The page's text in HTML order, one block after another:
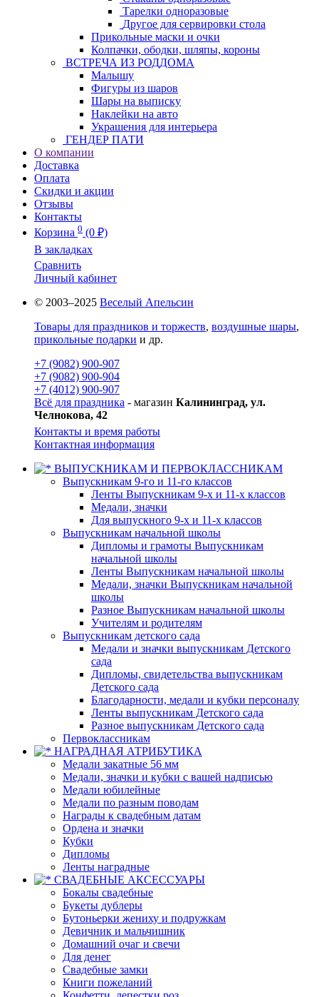
Тарелки одноразовые
Другое для сервировки стола
Прикольные маски и очки
Колпачки, ободки, шляпы, короны
ВСТРЕЧА ИЗ РОДДОМА
Малышу
Фигуры из шаров
Шары на выписку
Наклейки на авто
Украшения для интерьера
ГЕНДЕР ПАТИ
О компании
Доставка
Оплата
Скидки и акции
Отзывы
Контакты
Корзина 0 (0 ₽)
В закладках
Сравнить
Личный кабинет
© 2003–2025 Веселый Апельсин
Товары для праздников и торжеств, воздушные шары,
прикольные подарки и др.
+7 (9082) 900-907
+7 (9082) 900-904
+7 (4012) 900-907
Всё для праздника - магазин Калининград, ул.
Челнокова, 42
Контакты и время работы
Контактная информация
ВЫПУСКНИКАМ И ПЕРВОКЛАССНИКАМ
Выпускникам 9-го и 11-го классов
Ленты Выпускникам 9-х и 11-х классов
Медали, значки
Для выпускного 9-х и 11-х классов
Выпускникам начальной школы
Дипломы и грамоты Выпускникам
начальной школы
Ленты Выпускникам начальной школы
Медали, значки Выпускникам начальной
школы
Разное Выпускникам начальной школы
Учителям и родителям
Выпускникам детского сада
Медали и значки выпускникам Детского
сада
Дипломы, свидетельства выпускникам
Детского сада
Благодарности, медали и кубки персоналу
Ленты выпускникам Детского сада
Разное выпускникам Детского сада
Первоклассникам
НАГРАДНАЯ АТРИБУТИКА
Медали закатные 56 мм
Медали, значки и кубки с вашей надписью
Медали юбилейные
Медали по разным поводам
Награды к свадебным датам
Ордена и значки
Кубки
Дипломы
Ленты наградные
СВАДЕБНЫЕ АКСЕССУАРЫ
Бокалы свадебные
Букеты дублеры
Бутоньерки жениху и подружкам
Девичник и мальчишник
Домашний очаг и свечи
Для денег
Свадебные замки
Книги пожеланий